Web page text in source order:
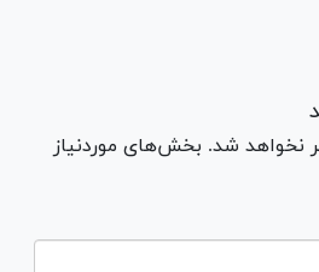
نخواهد شد. بخش‌های موردنیاز